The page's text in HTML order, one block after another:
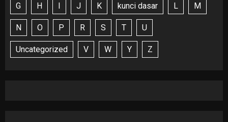
G H I J K kunci dasar L M
N O P R S T U
Uncategorized V W Y Z